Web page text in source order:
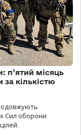
п’ятий місяць
за кількістю
Сил оборони